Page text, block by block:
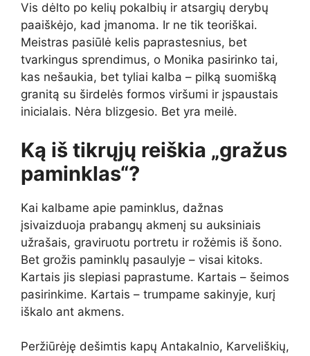
Vis dėlto po kelių pokalbių ir atsargių derybų
paaiškėjo, kad įmanoma. Ir ne tik teoriškai.
Meistras pasiūlė kelis paprastesnius, bet
tvarkingus sprendimus, o Monika pasirinko tai,
kas nešaukia, bet tyliai kalba – pilką suomišką
granitą su širdelės formos viršumi ir įspaustais
inicialais. Nėra blizgesio. Bet yra meilė.
Ką iš tikrųjų reiškia „gražus
paminklas“?
Kai kalbame apie paminklus, dažnas
įsivaizduoja prabangų akmenį su auksiniais
užrašais, graviruotu portretu ir rožėmis iš šono.
Bet grožis paminklų pasaulyje – visai kitoks.
Kartais jis slepiasi paprastume. Kartais – šeimos
pasirinkime. Kartais – trumpame sakinyje, kurį
iškalo ant akmens.
Peržiūrėję dešimtis kapų Antakalnio, Karveliškių,